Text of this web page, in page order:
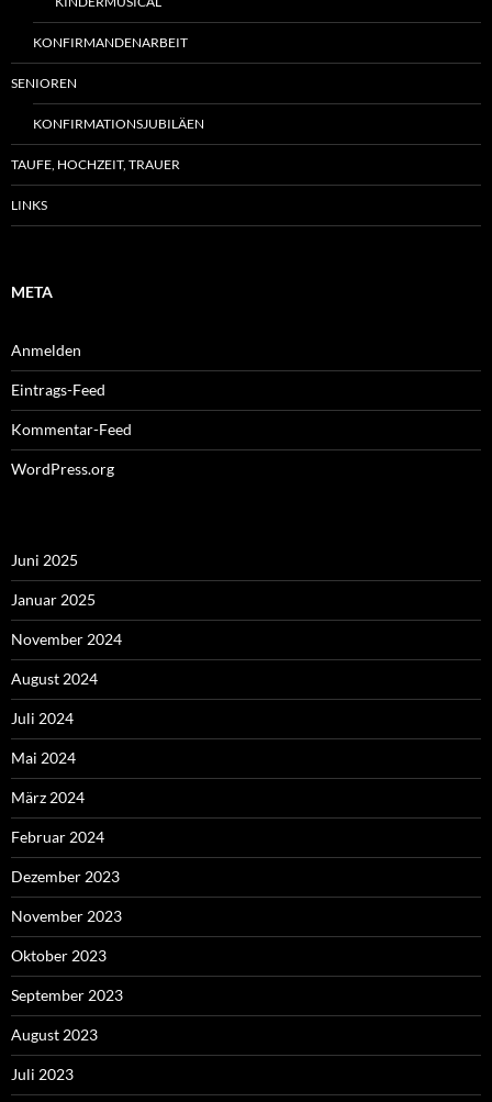
KONFIRMANDENARBEIT
SENIOREN
KONFIRMATIONSJUBILÄEN
TAUFE, HOCHZEIT, TRAUER
LINKS
META
Anmelden
Eintrags-Feed
Kommentar-Feed
WordPress.org
Juni 2025
Januar 2025
November 2024
August 2024
Juli 2024
Mai 2024
März 2024
Februar 2024
Dezember 2023
November 2023
Oktober 2023
September 2023
August 2023
Juli 2023